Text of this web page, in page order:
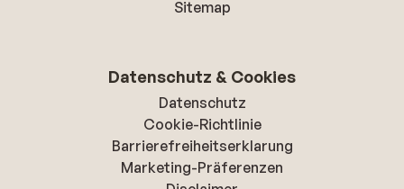
Sitemap
Datenschutz & Cookies
Datenschutz
Cookie-Richtlinie
Barrierefreiheitserklarung
Marketing-Präferenzen